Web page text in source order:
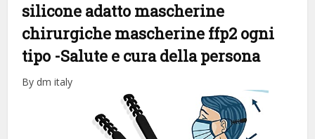
silicone adatto mascherine
chirurgiche mascherine ffp2 ogni
tipo -Salute e cura della persona
By dm italy